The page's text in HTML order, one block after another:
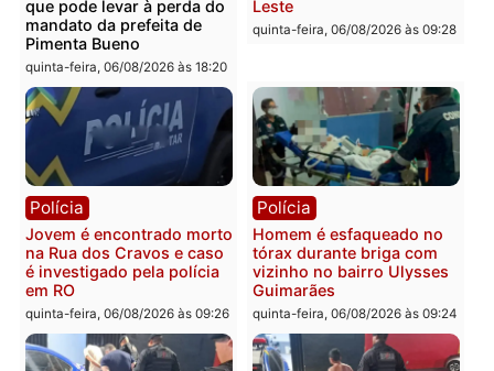
fluvial no Rio Madeira em
Porto Velho
sexta-feira, 07/08/2026 às 09:27
em Porto Velho
Política
Ministro Dias Tofolli , do
TSE, determina reabertura
e processamento da ação
que pode levar à perda do
mandato da prefeita de
Pimenta Bueno
Polícia
Policiais militares
recuperam moto furtada
prendem trio na zona
Leste
quinta-feira, 06/08/2026 às